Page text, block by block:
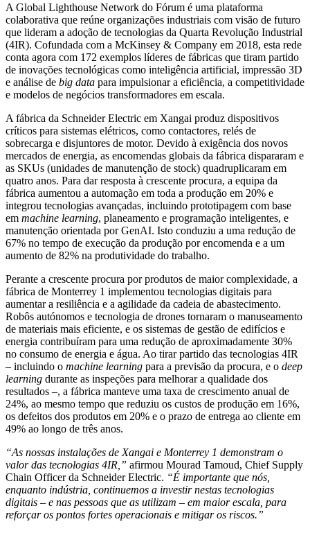
A Global Lighthouse Network do Fórum é uma plataforma
colaborativa que reúne organizações industriais com visão de futuro
que lideram a adoção de tecnologias da Quarta Revolução Industrial
(4IR). Cofundada com a McKinsey & Company em 2018, esta rede
conta agora com 172 exemplos líderes de fábricas que tiram partido
de inovações tecnológicas como inteligência artificial, impressão 3D
e análise de big data para impulsionar a eficiência, a competitividade
e modelos de negócios transformadores em escala.
A fábrica da Schneider Electric em Xangai produz dispositivos
críticos para sistemas elétricos, como contactores, relés de
sobrecarga e disjuntores de motor. Devido à exigência dos novos
mercados de energia, as encomendas globais da fábrica dispararam e
as SKUs (unidades de manutenção de stock) quadruplicaram em
quatro anos. Para dar resposta à crescente procura, a equipa da
fábrica aumentou a automação em toda a produção em 20% e
integrou tecnologias avançadas, incluindo prototipagem com base
em machine learning, planeamento e programação inteligentes, e
manutenção orientada por GenAI. Isto conduziu a uma redução de
67% no tempo de execução da produção por encomenda e a um
aumento de 82% na produtividade do trabalho.
Perante a crescente procura por produtos de maior complexidade, a
fábrica de Monterrey 1 implementou tecnologias digitais para
aumentar a resiliência e a agilidade da cadeia de abastecimento.
Robôs autónomos e tecnologia de drones tornaram o manuseamento
de materiais mais eficiente, e os sistemas de gestão de edifícios e
energia contribuíram para uma redução de aproximadamente 30%
no consumo de energia e água. Ao tirar partido das tecnologias 4IR
– incluindo o machine learning para a previsão da procura, e o deep
learning durante as inspeções para melhorar a qualidade dos
resultados –, a fábrica manteve uma taxa de crescimento anual de
24%, ao mesmo tempo que reduziu os custos de produção em 16%,
os defeitos dos produtos em 20% e o prazo de entrega ao cliente em
49% ao longo de três anos.
“As nossas instalações de Xangai e Monterrey 1 demonstram o
valor das tecnologias 4IR,” afirmou Mourad Tamoud, Chief Supply
Chain Officer da Schneider Electric. “É importante que nós,
enquanto indústria, continuemos a investir nestas tecnologias
digitais – e nas pessoas que as utilizam – em maior escala, para
reforçar os pontos fortes operacionais e mitigar os riscos.”